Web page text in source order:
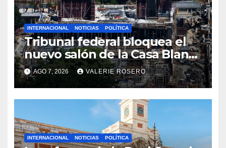
INTERNACIONAL NOTICIAS POLÍTICA
Tribunal federal bloquea el
nuevo salón de la Casa Blanca
y cuestiona la autoridad de
Trump
AGO 7, 2026 VALERIE ROSERO
INTERNACIONAL NOTICIAS POLÍTICA